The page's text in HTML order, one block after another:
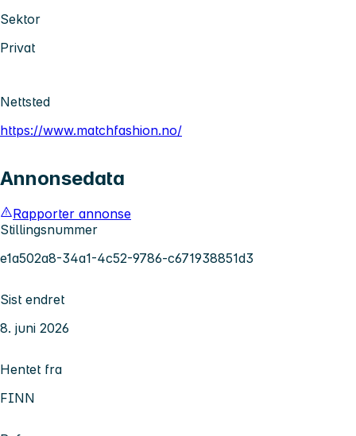
Sektor
Privat
Nettsted
https://www.matchfashion.no/
Annonsedata
Rapporter annonse
Stillingsnummer
e1a502a8-34a1-4c52-9786-c671938851d3
Sist endret
8. juni 2026
Hentet fra
FINN